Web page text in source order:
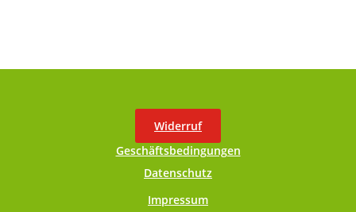
Widerruf
Geschäftsbedingungen
Datenschutz
Impressum